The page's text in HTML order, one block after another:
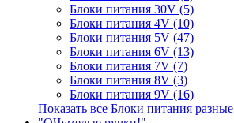
Блоки питания 30V (5)
Блоки питания 4V (10)
Блоки питания 5V (47)
Блоки питания 6V (13)
Блоки питания 7V (7)
Блоки питания 8V (3)
Блоки питания 9V (16)
Показать все Блоки питания разные